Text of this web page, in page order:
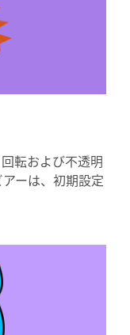
転および不透明
ーは、初期設定